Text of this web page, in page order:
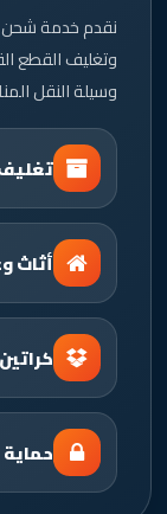
نقدم خدمة شحن
وتغليف القطع
وسيلة النقل
أثاث